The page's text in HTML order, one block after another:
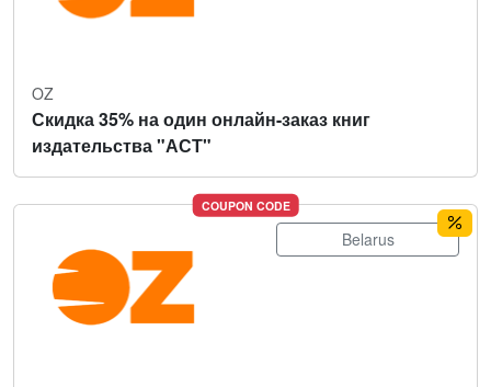
OZ
Скидка 35% на один онлайн-заказ книг
издательства "АСТ"
COUPON CODE
Belarus